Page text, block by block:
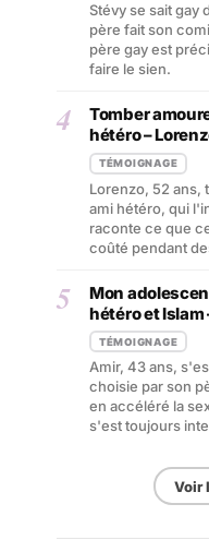
Stévy se sait gay
père fait son
père gay est
faire le sien.
4
Tomber
hétéro –
TÉMOIGNAGE
Lorenzo, 52 ans,
ami hétéro, qui
raconte ce que
coûté pendant
5
Mon
hétéro et Islam
TÉMOIGNAGE
Amir, 43 ans,
choisie par son
en accéléré la
s'est toujours
Voir